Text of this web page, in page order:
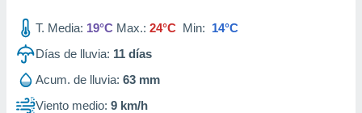
1199T. Media: 19°C Max.: 24°C Min: 14°C
Días de lluvia: 11 días
Acum. de lluvia: 63 mm
Viento medio: 9 km/h